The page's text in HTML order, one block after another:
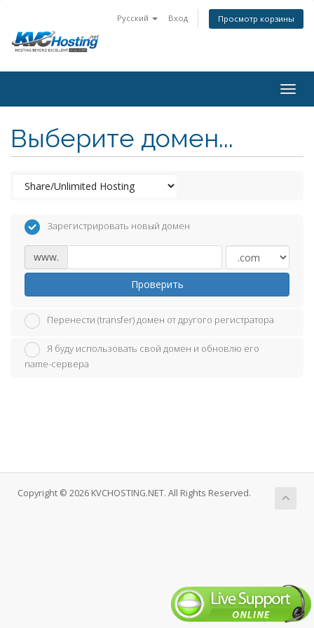
Русский Вход Просмотр корзины
Выберите домен...
Зарегистрировать новый домен
www.
Проверить
Перенести (transfer) домен от другого регистратора
Я буду использовать свой домен и обновлю его
name-сервера
Copyright © 2026 KVCHOSTING.NET. All Rights Reserved.